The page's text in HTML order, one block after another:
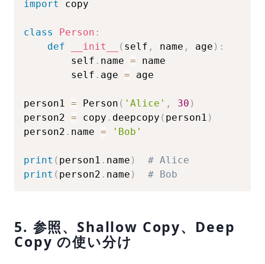
import copy
class Person :
def
__init__ ( self , name , age ) :
        self
. name = name
        self
. age = age
person1 = Person ( 'Alice' , 30 )
person2 = copy . deepcopy ( person1 )
person2 . name = 'Bob'
print ( person1 . name )
# Alice
print ( person2 . name ) # Bob
5. 参照、Shallow Copy、Deep
Copy の使い分け